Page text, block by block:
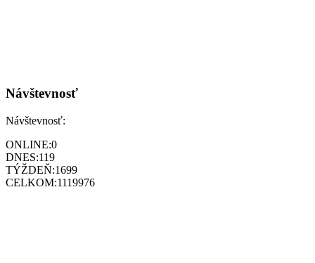
Návštevnosť
Návštevnosť:
ONLINE:0
DNES:119
TÝŽDEŇ:1699
CELKOM:1119976